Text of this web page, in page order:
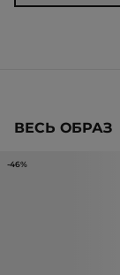
ВЕСЬ ОБРАЗ
-46%